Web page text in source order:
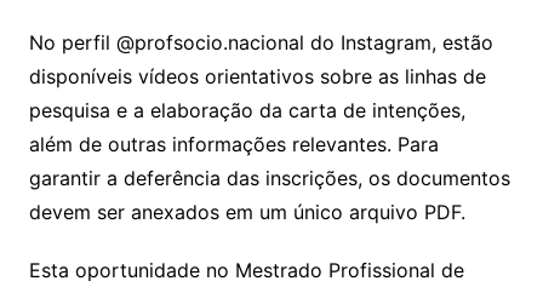
No perfil @profsocio.nacional do Instagram, estão
disponíveis vídeos orientativos sobre as linhas de
pesquisa e a elaboração da carta de intenções,
além de outras informações relevantes. Para
garantir a deferência das inscrições, os documentos
devem ser anexados em um único arquivo PDF.
Esta oportunidade no Mestrado Profissional de